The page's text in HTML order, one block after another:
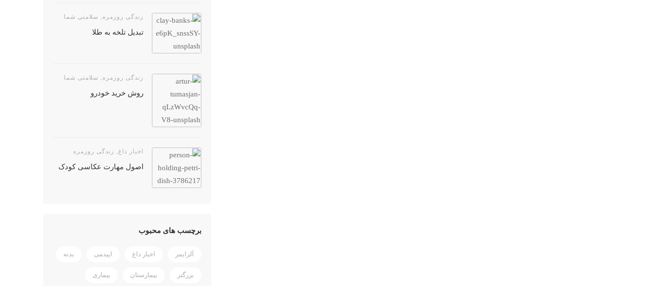
زندگی روزمره , سلامتی شما
تبدیل تلخه به طلا
زندگی روزمره , سلامتی شما
روش خرید خودرو
اخبار داغ , زندگی روزمره
اصول مهارت عکاسی کودک
برچسب های محبوب
آلزایمر اخبار داغ اپیدمی بدنه
بزرگتر بیمارستان بیماری